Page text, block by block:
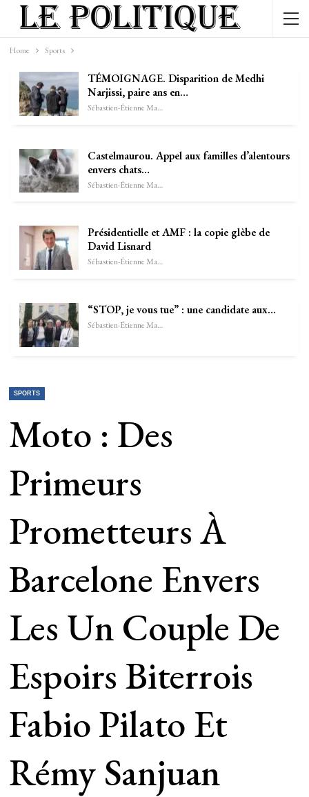
Home Sports
TÉMOIGNAGE. Disparition de Medhi
Narjissi, paire ans en…
Sébastien-Étienne Marechal
Castelmaurou. Appel aux familles d’alentours
envers chats…
Sébastien-Étienne Marechal
Présidentielle et AMF : la copie glèbe de
David Lisnard
Sébastien-Étienne Marechal
“STOP, je vous tue” : une candidate aux…
Sébastien-Étienne Marechal
SPORTS
Moto : Des
Primeurs
Prometteurs À
Barcelone Envers
Les Un Couple De
Espoirs Biterrois
Fabio Pilato Et
Rémy Sanjuan